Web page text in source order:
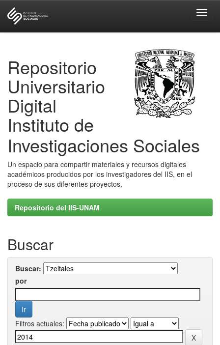
Repositorio
Universitario
Digital
Instituto de
Investigaciones Sociales
Un espacio para compartir materiales y recursos digitales
académicos producidos por los investigadores del IIS, en el
proceso de sus diferentes proyectos.
Repositorio del IIS-UNAM
Buscar
Buscar:
por
Filtros actuales: